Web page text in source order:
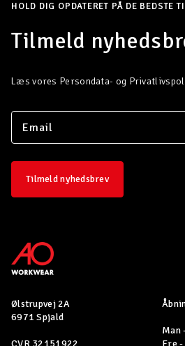
HOLD DIG OPDATERET PÅ DE BEDSTE
Tilmeld
Læs vores Persondata- og
Tilmeld nyhedsbrev
Ølstrupvej 2A
6971 Spjald
CVR 32151922
Man
Fre